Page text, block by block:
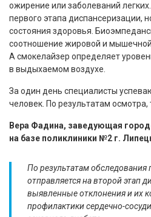
ожирение или заболеваний
первого этапа диспансеризации,
состояния здоровья.
соотношение жировой и мышечной
А смокелайзер определяет
в выдыхаемом воздухе.
За один день специалисты
человек. По результатам осмотра,
Вера Фадина, заведующая
на базе поликлиники №2 г.
По результатам обследования
отправляется на второй этап
выявленные отклонения и их
профилактики сердечно-